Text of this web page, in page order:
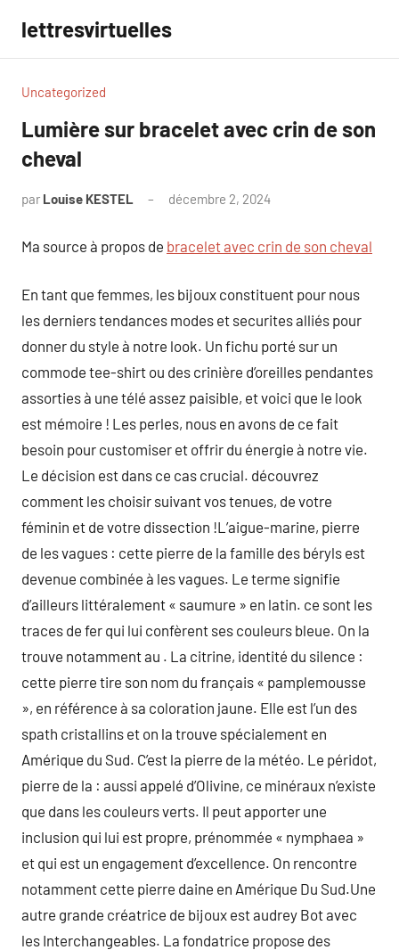
contenu
lettresvirtuelles
Uncategorized
Lumière sur bracelet avec crin de son
cheval
par Louise KESTEL décembre 2, 2024
Ma source à propos de bracelet avec crin de son cheval
En tant que femmes, les bijoux constituent pour nous
les derniers tendances modes et securites alliés pour
donner du style à notre look. Un fichu porté sur un
commode tee-shirt ou des crinière d’oreilles pendantes
assorties à une télé assez paisible, et voici que le look
est mémoire ! Les perles, nous en avons de ce fait
besoin pour customiser et offrir du énergie à notre vie.
Le décision est dans ce cas crucial. découvrez
comment les choisir suivant vos tenues, de votre
féminin et de votre dissection !L’aigue-marine, pierre
de les vagues : cette pierre de la famille des béryls est
devenue combinée à les vagues. Le terme signifie
d’ailleurs littéralement « saumure » en latin. ce sont les
traces de fer qui lui confèrent ses couleurs bleue. On la
trouve notamment au . La citrine, identité du silence :
cette pierre tire son nom du français « pamplemousse
», en référence à sa coloration jaune. Elle est l’un des
spath cristallins et on la trouve spécialement en
Amérique du Sud. C’est la pierre de la météo. Le péridot,
pierre de la : aussi appelé d’Olivine, ce minéraux n’existe
que dans les couleurs verts. Il peut apporter une
inclusion qui lui est propre, prénommée « nymphaea »
et qui est un engagement d’excellence. On rencontre
notamment cette pierre daine en Amérique Du Sud.Une
autre grande créatrice de bijoux est audrey Bot avec
les Interchangeables. La fondatrice propose des